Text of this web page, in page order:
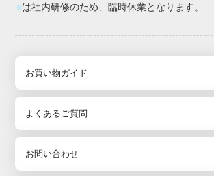
■は社内研修のため、臨時休業となります。
お買い物ガイド
よくあるご質問
お問い合わせ